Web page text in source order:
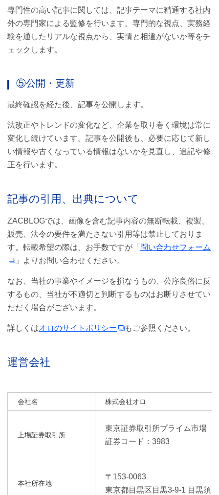
専門性の高い記事に関しては、記事テーマに精通する社内
外の専門家による監修を行います。専門的な視点、実務経
験を通したリアルな視点から、実情と相違がないか等をチ
ェックします。
⑤公開・更新
最終確認を経た後、記事を公開します。
法改正やトレンドの変化など、企業を取り巻く環境は常に
変化し続けています。記事を公開後も、必要に応じて新し
い情報や古くなっている情報はないかを見直し、追記や修
正を行います。
記事の引用、出典について
ZACBLOGでは、画像を含む記事内容の無断転載、複製、
販売、法令の要件を満たさない引用等は禁止しておりま
す。転載希望の際は、お手数ですが「 問い合わせフォーム
」よりお問い合わせください。
なお、当社の事業やイメージを損なうもの、公序良俗に反
するもの、当社が不適切と判断するものはお断りさせてい
ただく場合がございます。
詳しくはオロのサイトポリシー もご参照ください。
運営会社
会社名 株式会社オロ
上場証券取引所
東京証券取引所プライム市場
証券コード：3983
本社所在地
〒153-0063
東京都目黒区目黒3-9-1 目黒須